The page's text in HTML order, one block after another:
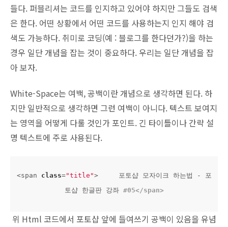
들다. 퍼블리셔는 코드를 인지하고 있어야 하지만 그들도 검색
은 한다. 어떤 상황에서 어떤 코드를 사용하는지 인지 해야 검
색도 가능하다. 취미로 코딩(예 : 블로그를 한다던가?)을 하는
경우 일단 개념을 잡는 것이 중요하다. 우리는 일단 개념을 잡
아 보자.
White-Space는 여백, 공백이란 개념으로 생각하면 된다. 하
지만 일반적으로 생각하면 그런 여백이 아니다. 텍스트 보여지
는 영역을 어떻게 다룰 것인가 포인트. 긴 타이틀이나 간략 설
명 텍스트에 주로 사용된다.
<span class="title">     포토샵 모자이크 하는법 - 포
토샵 한글판 강좌 #05</span>
위 Html 코드에서 포토샵 앞에 들여쓰기 공백이 있음을 유념